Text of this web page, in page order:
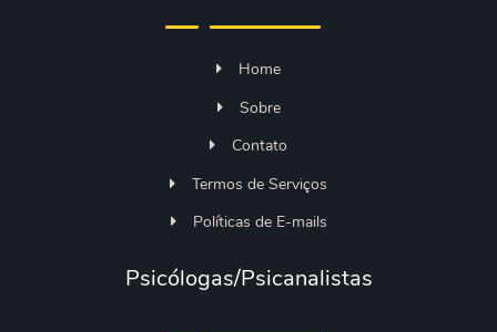
Home
Sobre
Contato
Termos de Serviços
Políticas de E-mails
Psicólogas/Psicanalistas